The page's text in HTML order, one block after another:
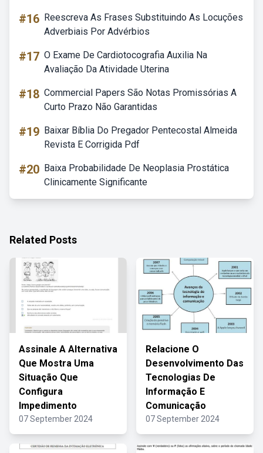
#16 Reescreva As Frases Substituindo As Locuções
Adverbiais Por Advérbios
#17 O Exame De Cardiotocografia Auxilia Na
Avaliação Da Atividade Uterina
#18 Commercial Papers São Notas Promissórias A
Curto Prazo Não Garantidas
#19 Baixar Bíblia Do Pregador Pentecostal Almeida
Revista E Corrigida Pdf
#20 Baixa Probabilidade De Neoplasia Prostática
Clinicamente Significante
Related Posts
Assinale A Alternativa
Que Mostra Uma
Situação Que
Configura
Impedimento
07 September 2024
Relacione O
Desenvolvimento Das
Tecnologias De
Informação E
Comunicação
07 September 2024